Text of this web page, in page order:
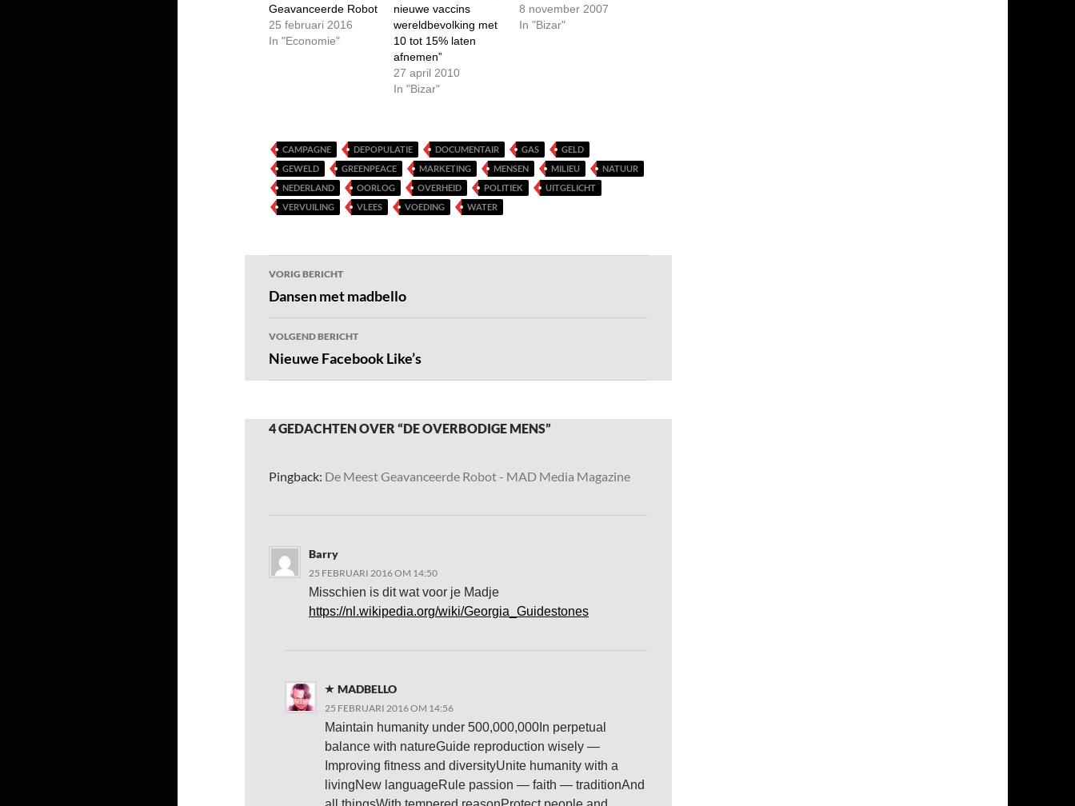
Geavanceerde Robot
25 februari 2016
In "Economie"
nieuwe vaccins
wereldbevolking met
10 tot 15% laten
afnemen”
27 april 2010
In "Bizar"
8 november 2007
In "Bizar"
CAMPAGNE DEPOPULATIE DOCUMENTAIR GAS
GELD
GEWELD
GREENPEACE MARKETING MENSEN MILIEU
NATUUR
NEDERLAND
OORLOG OVERHEID POLITIEK
UITGELICHT
VERVUILING
VLEES VOEDING WATER
Bericht
navigatie
VORIG BERICHT
Dansen met madbello
VOLGEND BERICHT
Nieuwe Facebook Like’s
4 GEDACHTEN OVER “DE OVERBODIGE MENS”
Pingback: De Meest Geavanceerde Robot - MAD Media Magazine
Barry
25 FEBRUARI 2016 OM 14:50
Misschien is dit wat voor je Madje
https://nl.wikipedia.org/wiki/Georgia_Guidestones
MADBELLO
25 FEBRUARI 2016 OM 14:56
Maintain humanity under 500,000,000In perpetual
balance with natureGuide reproduction wisely —
Improving fitness and diversityUnite humanity with a
livingNew languageRule passion — faith — traditionAnd